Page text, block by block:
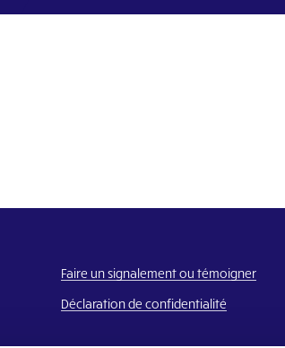
Faire un signalement ou témoigner
Déclaration de confidentialité